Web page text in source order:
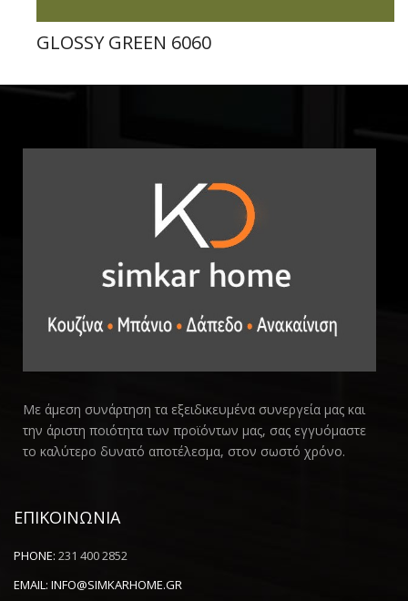
GLOSSY GREEN 6060
Με άμεση συνάρτηση τα εξειδικευμένα συνεργεία μας και
την άριστη ποιότητα των προϊόντων μας, σας εγγυόμαστε
το καλύτερο δυνατό αποτέλεσμα, στον σωστό χρόνο.
ΕΠΙΚΟΙΝΩΝΙΑ
PHONE: 231 400 2852
EMAIL: INFO@SIMKARHOME.GR